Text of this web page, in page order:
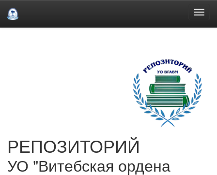
РЕПОЗИТОРИЙ
УО "Витебская ордена